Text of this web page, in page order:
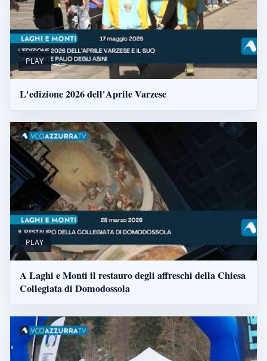
PLAY
L'edizione 2026 dell'Aprile Varzese
PLAY
A Laghi e Monti il restauro degli affreschi della Chiesa
Collegiata di Domodossola